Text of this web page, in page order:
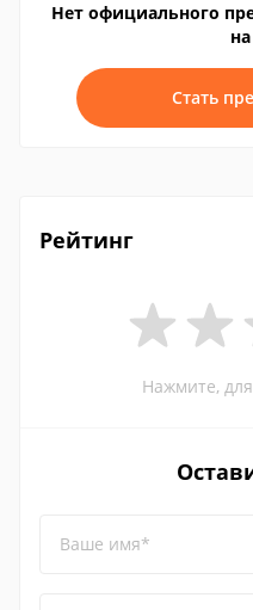
Нет официального
Стать
Рейтинг
Нажмите,
Ваше имя*